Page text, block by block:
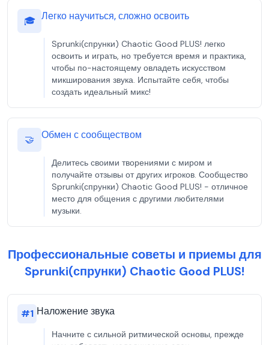
🎓 Легко научиться, сложно освоить
Sprunki(спрунки) Chaotic Good PLUS! легко
освоить и играть, но требуется время и практика,
чтобы по-настоящему овладеть искусством
микширования звука. Испытайте себя, чтобы
создать идеальный микс!
🤝 Обмен с сообществом
Делитесь своими творениями с миром и
получайте отзывы от других игроков. Сообщество
Sprunki(спрунки) Chaotic Good PLUS! - отличное
место для общения с другими любителями
музыки.
Профессиональные советы и приемы для
Sprunki(спрунки) Chaotic Good PLUS!
#1 Наложение звука
Начните с сильной ритмической основы, прежде